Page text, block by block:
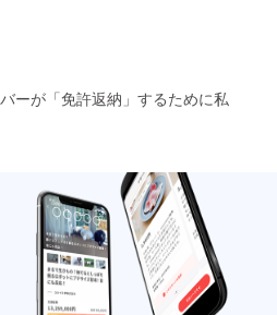
ーが「免許返納」するために私